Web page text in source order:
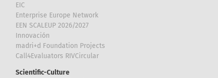
EIC
Enterprise Europe Network
EEN SCALEUP 2026/2027
Innovación
madri+d Foundation Projects
Call4Evaluators RIVCircular
Scientific-Culture